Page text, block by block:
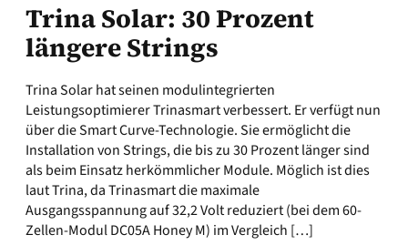
Trina Solar: 30 Prozent
längere Strings
Trina Solar hat seinen modulintegrierten
Leistungsoptimierer Trinasmart verbessert. Er verfügt nun
über die Smart Curve-Technologie. Sie ermöglicht die
Installation von Strings, die bis zu 30 Prozent länger sind
als beim Einsatz herkömmlicher Module. Möglich ist dies
laut Trina, da Trinasmart die maximale
Ausgangsspannung auf 32,2 Volt reduziert (bei dem 60-
Zellen-Modul DC05A Honey M) im Vergleich […]